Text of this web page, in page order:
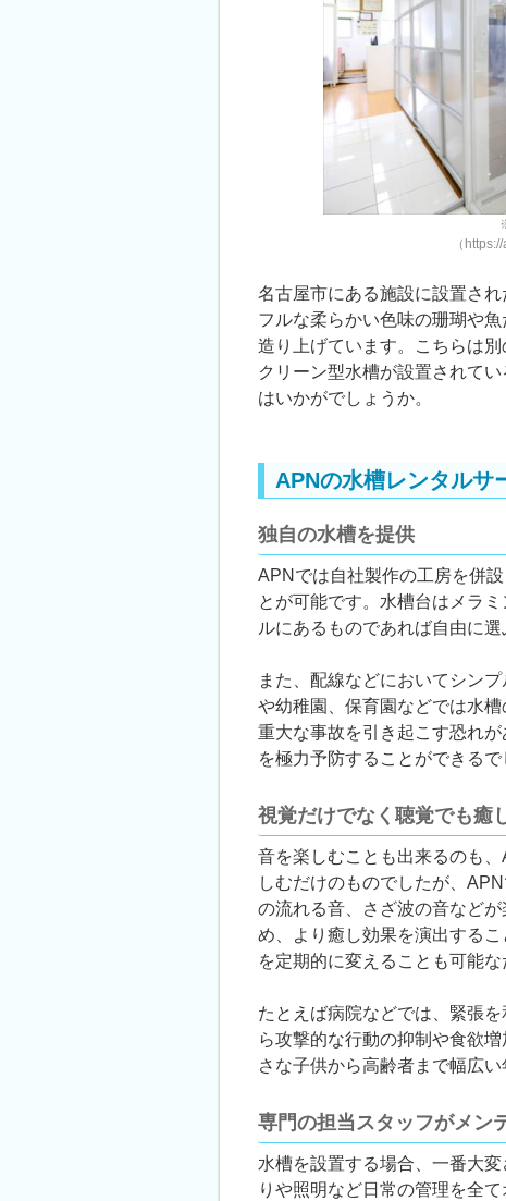
（
名古屋市にある施設に設置さ
フルな柔らかい色味の珊瑚や
造り上げています。こちらは
クリーン型水槽が設置されて
はいかがでしょうか。
APNの水槽レンタルサ
独自の水槽を提供
APNでは自社製作の工房を併
とが可能です。水槽台はメラ
ルにあるものであれば自由に選
また、配線などにおいてシン
や幼稚園、保育園などでは水
重大な事故を引き起こす恐れ
を極力予防することができるで
視覚だけでなく聴覚でも癒
音を楽しむことも出来るのも
しむだけのものでしたが、
の流れる音、さざ波の音など
め、より癒し効果を演出する
を定期的に変えることも可能
たとえば病院などでは、緊張
ら攻撃的な行動の抑制や食欲
さな子供から高齢者まで幅広い
専門の担当スタッフがメン
水槽を設置する場合、一番大
りや照明など日常の管理を全